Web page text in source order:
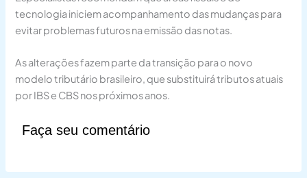
tecnologia iniciem acompanhamento das mudanças para
evitar problemas futuros na emissão das notas.
As alterações fazem parte da transição para o novo
modelo tributário brasileiro, que substituirá tributos atuais
por IBS e CBS nos próximos anos.
Faça seu comentário